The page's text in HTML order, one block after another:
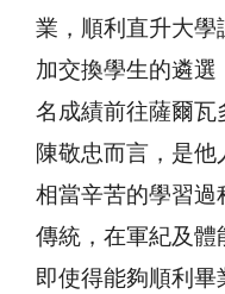
業，順利直升大學
加交換學生的遴選
名成績前往薩爾瓦
陳敬忠而言，是
相當辛苦的學習過
傳統，在軍紀及體
即使得能夠順利